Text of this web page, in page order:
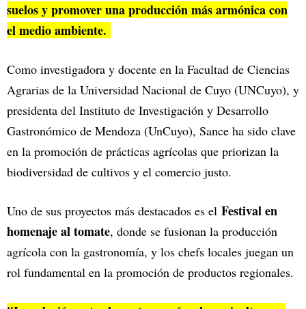
suelos y promover una producción más armónica con
el medio ambiente.
Como investigadora y docente en la Facultad de Ciencias
Agrarias de la Universidad Nacional de Cuyo (UNCuyo), y
presidenta del Instituto de Investigación y Desarrollo
Gastronómico de Mendoza (UnCuyo), Sance ha sido clave
en la promoción de prácticas agrícolas que priorizan la
biodiversidad de cultivos y el comercio justo.
Uno de sus proyectos más destacados es el Festival en
homenaje al tomate, donde se fusionan la producción
agrícola con la gastronomía, y los chefs locales juegan un
rol fundamental en la promoción de productos regionales.